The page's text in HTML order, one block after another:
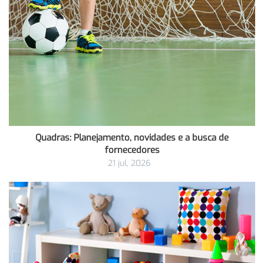
Quadras: Planejamento, novidades e a busca de
fornecedores
21 jul, 2026